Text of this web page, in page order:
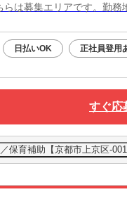
は募集エリアです。勤務
日払いOK 正社員登用
すぐ応
保育補助【京都市上京区-